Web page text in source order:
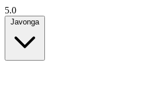
5.0
Javonga